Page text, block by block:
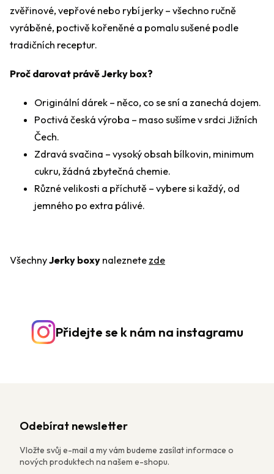
zvěřinové, vepřové nebo rybí jerky – všechno ručně
vyráběné, poctivě kořeněné a pomalu sušené podle
tradičních receptur.
Proč darovat právě Jerky box?
Originální dárek – něco, co se sní a zanechá dojem.
Poctivá česká výroba – maso sušíme v srdci Jižních
Čech.
Zdravá svačina – vysoký obsah bílkovin, minimum
cukru, žádná zbytečná chemie.
Různé velikosti a příchutě – vybere si každý, od
jemného po extra pálivé.
VšechnyJerky boxy naleznete zde
Přidejte se k nám na instagramu
Odebírat newsletter
Vložte svůj e-mail a my vám budeme zasílat informace o
nových produktech na našem e-shopu.